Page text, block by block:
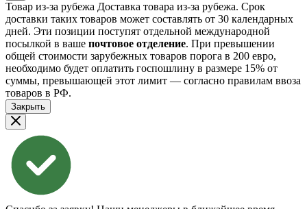
Товар из-за рубежа Доставка товара из-за рубежа. Срок
доставки таких товаров может составлять от 30 календарных
дней. Эти позиции поступят отдельной международной
посылкой в ваше почтовое отделение. При превышении
общей стоимости зарубежных товаров порога в 200 евро,
необходимо будет оплатить госпошлину в размере 15% от
суммы, превышающей этот лимит — согласно правилам ввоза
товаров в РФ.
Закрыть